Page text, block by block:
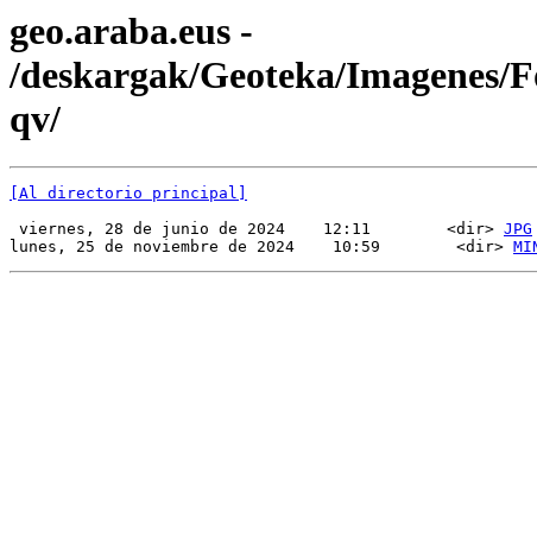
geo.araba.eus -
/deskargak/Geoteka/Imagenes/
qv/
[Al directorio principal]
viernes, 28 de junio de 2024    12:11        <dir> JPG
lunes, 25 de noviembre de 2024    10:59        <dir>